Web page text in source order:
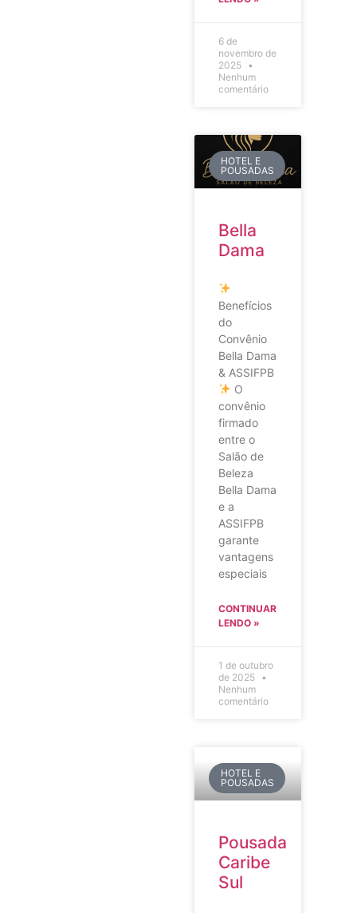
6 de
novembro de
2025
Nenhum
comentário
HOTEL E
POUSADAS
Bella
Dama
Benefícios
do
Convênio
Bella Dama
& ASSIFPB
O
convênio
firmado
entre o
Salão de
Beleza
Bella Dama
e a
ASSIFPB
garante
vantagens
especiais
CONTINUAR
LENDO »
1 de outubro
de 2025
Nenhum
comentário
HOTEL E
POUSADAS
Pousada
Caribe
Sul